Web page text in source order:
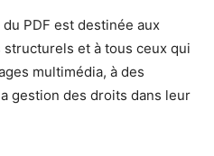
PDF est destinée aux
et à tous ceux qui
multimédia, à des
gestion des droits dans leur